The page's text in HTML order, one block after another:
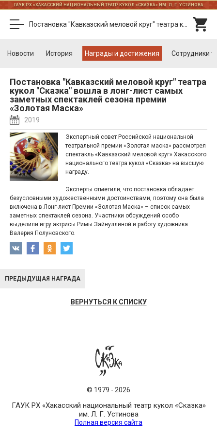
ГАУК РХ «ХАКАССКИЙ НАЦИОНАЛЬНЫЙ ТЕАТР КУКОЛ «СКАЗКА» ИМ. Л. Г. УСТИНОВА
Новости История Награды и достижения Cотрудники
Постановка "Кавказский меловой круг" театра
кукол "Сказка" вошла в лонг-лист самых
заметных спектаклей сезона премии
«Золотая Маска»
2019
Экспертный совет Российской национальной
театральной премии «Золотая маска» рассмотрел
спектакль «Кавказский меловой круг» Хакасского
национального театра кукол «Сказка» на высшую
награду.
Эксперты отметили, что постановка обладает
безусловными художественными достоинствами, поэтому она была
включена в Лонг-лист Премии «Золотая Маска» – список самых
заметных спектаклей сезона. Участники обсуждений особо
выделили игру актрисы Римы Зайнуллиной и работу художника
Валерия Полуновского.
ПРЕДЫДУЩАЯ НАГРАДА
ВЕРНУТЬСЯ К СПИСКУ
© 1979 - 2026
ГАУК РХ «Хакасский национальный театр кукол «Сказка»
им. Л. Г. Устинова
Полная версия сайта